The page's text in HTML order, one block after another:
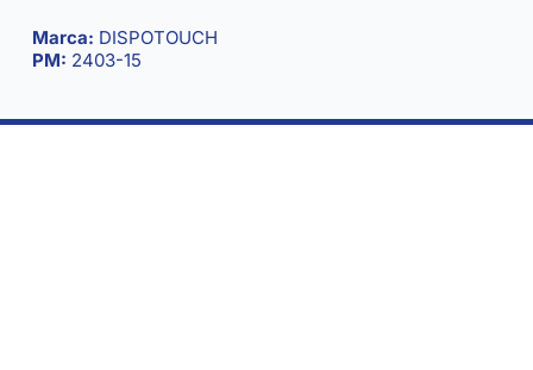
Marca: DISPOTOUCH
PM: 2403-15